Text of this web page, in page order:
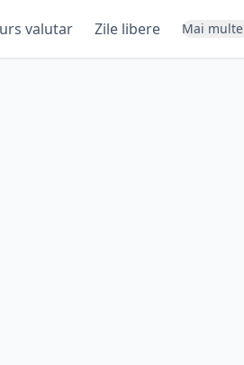
valutar Zile libere Mai multe